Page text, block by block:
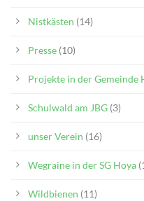
Nistkästen (14)
Presse (10)
Projekte in der Gemeinde
Schulwald am JBG (3)
unser Verein (16)
Wegraine in der SG Hoya
Wildbienen (11)